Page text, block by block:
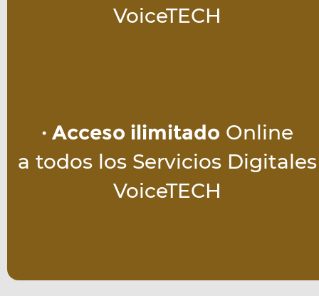
VoiceTECH
· Acceso ilimitado Online
a todos los Servicios Digitales
VoiceTECH